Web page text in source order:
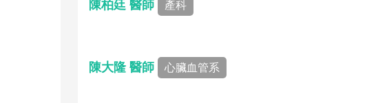
陳柏廷 醫師 產科
陳大隆 醫師 心臟血管系